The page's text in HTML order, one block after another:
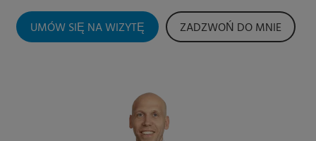
UMÓW SIĘ NA WIZYTĘ ZADZWOŃ DO MNIE